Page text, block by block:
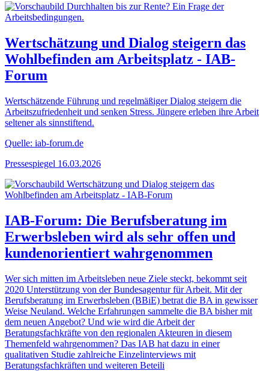
Wertschätzung und Dialog steigern das
Wohlbefinden am Arbeitsplatz - IAB-
Forum
Wertschätzende Führung und regelmäßiger Dialog steigern die
Arbeitszufriedenheit und senken Stress. Jüngere erleben ihre Arbeit
seltener als sinnstiftend.
Quelle: iab-forum.de
Pressespiegel 16.03.2026
IAB-Forum: Die Berufsberatung im
Erwerbsleben wird als sehr offen und
kundenorientiert wahrgenommen
Wer sich mitten im Arbeitsleben neue Ziele steckt, bekommt seit
2020 Unterstützung von der Bundesagentur für Arbeit. Mit der
Berufsberatung im Erwerbsleben (BBiE) betrat die BA in gewisser
Weise Neuland. Welche Erfahrungen sammelte die BA bisher mit
dem neuen Angebot? Und wie wird die Arbeit der
Beratungsfachkräfte von den regionalen Akteuren in diesem
Themenfeld wahrgenommen? Das IAB hat dazu in einer
qualitativen Studie zahlreiche Einzelinterviews mit
Beratungsfachkräften und weiteren Beteili